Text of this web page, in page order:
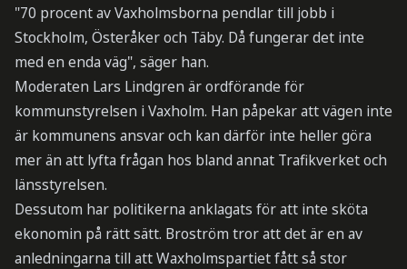
"70 procent av Vaxholmsborna pendlar till jobb i
Stockholm, Österåker och Täby. Då fungerar det inte
med en enda väg", säger han.
Moderaten Lars Lindgren är ordförande för
kommunstyrelsen i Vaxholm. Han påpekar att vägen inte
är kommunens ansvar och kan därför inte heller göra
mer än att lyfta frågan hos bland annat Trafikverket och
länsstyrelsen.
Dessutom har politikerna anklagats för att inte sköta
ekonomin på rätt sätt. Broström tror att det är en av
anledningarna till att Waxholmspartiet fått så stor